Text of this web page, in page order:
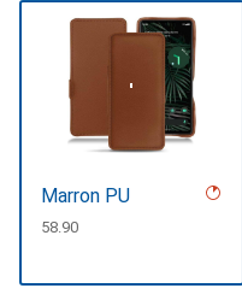
Marron PU
CHF
58.90